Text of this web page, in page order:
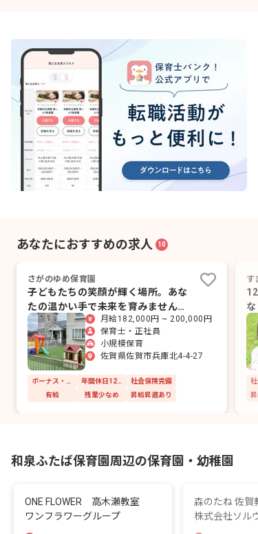
あなたにおすすめの求人 10
さがのゆめ保育園
子どもたちの笑顔が輝く場所。あな
たの温かい手で未来を育みません
か。
月給182,000円 ~ 200,000円
保育士・正社員
小規模保育
佐賀県佐賀市兵庫北4-4-27
社会保険完備
有給
残業少なめ 昇給昇進あり
す
社
昇
和泉ふたば保育園周辺の保育園・幼稚園
ONE FLOWER 高木瀬教室
ワンフラワーグループ
森のたね 佐賀
株式会社ソル